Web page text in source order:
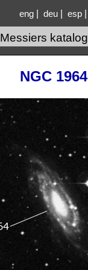
eng deu esp
Messiers katalog
NGC 1964